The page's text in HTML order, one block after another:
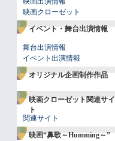
映画クローゼット
イベント・舞台出演情報
舞台出演情報
イベント出演情報
オリジナル企画制作作品
映画クローゼット関連サイ
ト
関連サイト
映画“鼻歌～Humming～”